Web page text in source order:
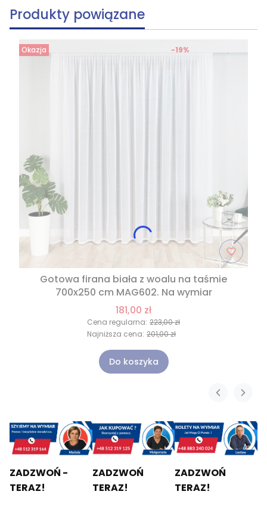
Produkty powiązane
Okazja
Gotowa firana biała z woalu na taśmie
700x250 cm MAG602. Na wymiar
181,00 zł
Cena regularna: 223,00 zł
-19%
Najniższa cena: 201,00 zł
Do koszyka
ZADZWOŃ -
TERAZ!
ZADZWOŃ
TERAZ!
ZADZWOŃ
TERAZ!